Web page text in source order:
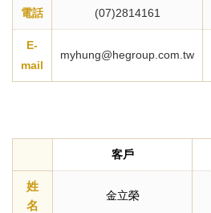
電話 (07)2814161
E-
mail
myhung@hegroup.com.tw
客戶
姓
名
金立榮